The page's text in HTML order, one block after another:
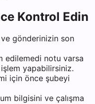
Kontrol Edin
ve gönderinizin son
edilemedi notu varsa
yapabilirsiniz.
için önce şubeyi
bilgisini ve çalışma